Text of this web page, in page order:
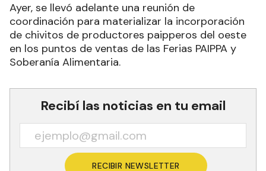
Ayer, se llevó adelante una reunión de
coordinación para materializar la incorporación
de chivitos de productores paipperos del oeste
en los puntos de ventas de las Ferias PAIPPA y
Soberanía Alimentaria.
Recibí las noticias en tu email
RECIBIR NEWSLETTER